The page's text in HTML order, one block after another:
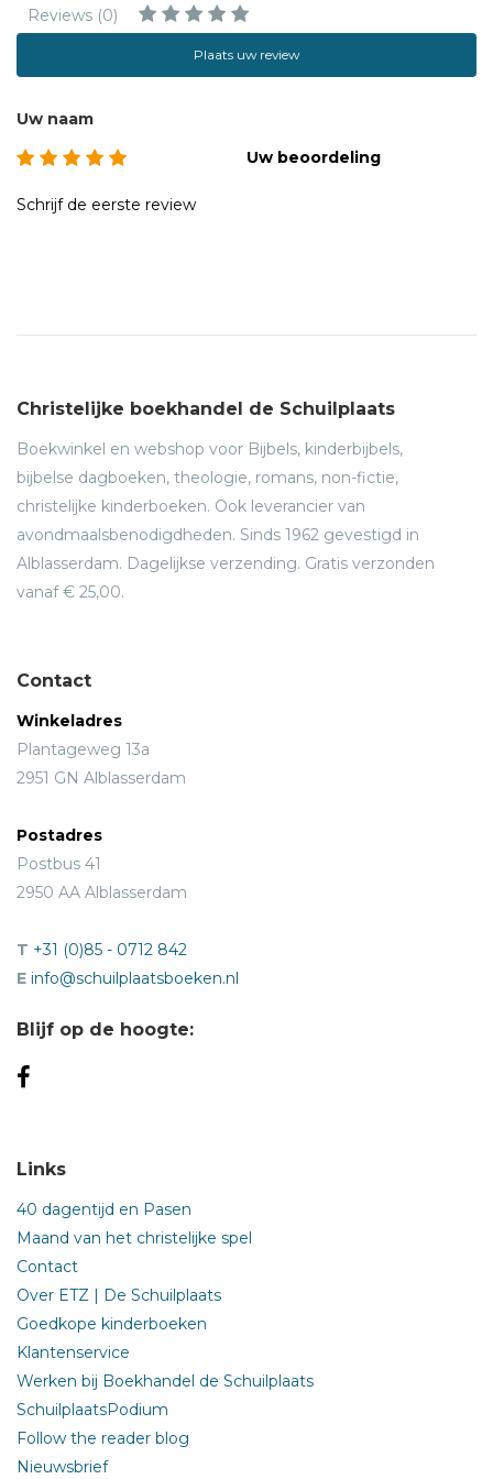
Reviews (0)
Plaats uw review
Uw naam
Uw beoordeling
Schrijf de eerste review
Christelijke boekhandel de Schuilplaats
Boekwinkel en webshop voor Bijbels, kinderbijbels,
bijbelse dagboeken, theologie, romans, non-fictie,
christelijke kinderboeken. Ook leverancier van
avondmaalsbenodigdheden. Sinds 1962 gevestigd in
Alblasserdam. Dagelijkse verzending. Gratis verzonden
vanaf € 25,00.
Contact
Winkeladres
Plantageweg 13a
2951 GN Alblasserdam
Postadres
Postbus 41
2950 AA Alblasserdam
T +31 (0)85 - 0712 842
E info@schuilplaatsboeken.nl
Blijf op de hoogte:
Links
40 dagentijd en Pasen
Maand van het christelijke spel
Contact
Over ETZ | De Schuilplaats
Goedkope kinderboeken
Klantenservice
Werken bij Boekhandel de Schuilplaats
SchuilplaatsPodium
Follow the reader blog
Nieuwsbrief